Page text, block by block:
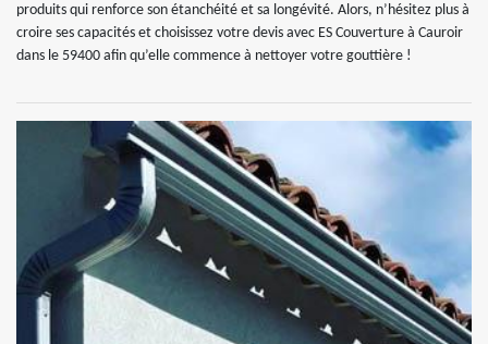
produits qui renforce son étanchéité et sa longévité. Alors, n’hésitez plus à
croire ses capacités et choisissez votre devis avec ES Couverture à Cauroir
dans le 59400 afin qu’elle commence à nettoyer votre gouttière !